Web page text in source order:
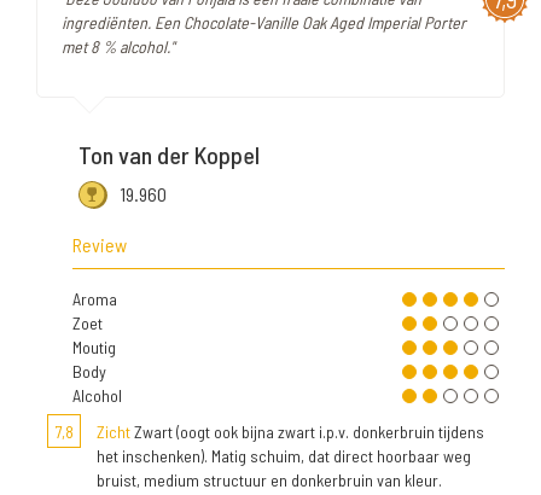
ingrediënten. Een Chocolate-Vanille Oak Aged Imperial Porter
met 8 % alcohol."
Ton van der Koppel
19.960
Review
Aroma
Zoet
Moutig
Body
Alcohol
7,8
ZichtZwart (oogt ook bijna zwart i.p.v. donkerbruin tijdens
het inschenken). Matig schuim, dat direct hoorbaar weg
bruist, medium structuur en donkerbruin van kleur.